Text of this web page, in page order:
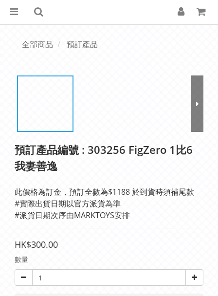
全部商品 預訂產品
預訂產品編號 : 303256 FigZero 1比6
我妻善逸
此價格為訂金，預訂全數為$1188 於到貨時須補尾款
#實際出貨日期以官方派貨為準
#派貨日期次序由MARKTOYS安排
HK$300.00
數量